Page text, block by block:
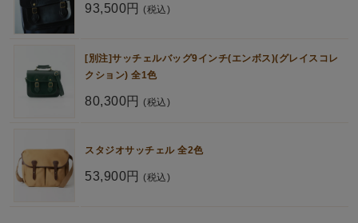
93,500円 (税込)
[別注]サッチェルバッグ9インチ(エンボス)(グレイスコレ
クション) 全1色
80,300円 (税込)
スタジオサッチェル 全2色
53,900円 (税込)